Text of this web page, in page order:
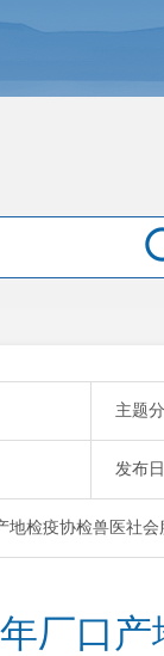
主题
发布
地检疫协检兽医社
厂口